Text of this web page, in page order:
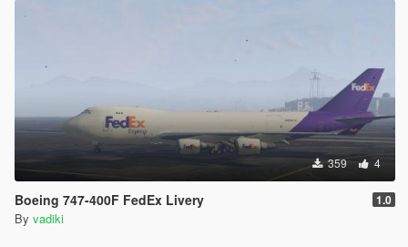
359 4
Boeing 747-400F FedEx Livery 1.0
By vadiki